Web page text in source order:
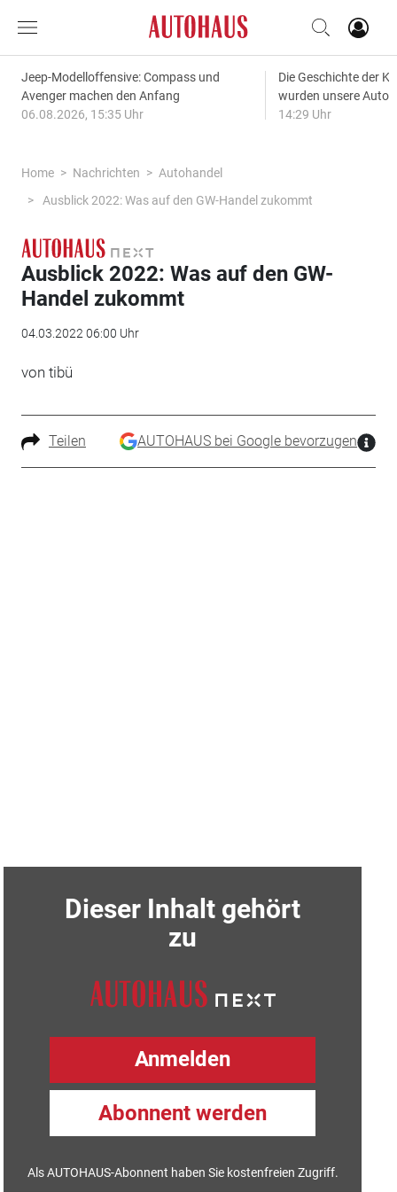
Jeep-Modelloffensive: Compass und
Avenger machen den Anfang
06.08.2026, 15:35 Uhr
Die Geschichte der
wurden unsere
14:29 Uhr
Home Nachrichten
Autohandel
Ausblick 2022: Was auf den GW-Handel zukommt
Ausblick 2022: Was auf den GW-
Handel zukommt
04.03.2022 06:00 Uhr
von tibü
Teilen AUTOHAUS bei Google bevorzugen
Dieser Inhalt gehört
zu
Anmelden
Abonnent werden
Als AUTOHAUS-Abonnent haben Sie kostenfreien Zugriff.